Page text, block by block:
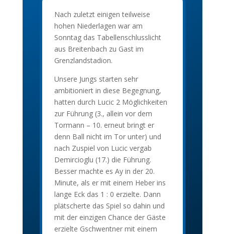
Nach zuletzt einigen teilweise
hohen Niederlagen war am
Sonntag das Tabellenschlusslicht
aus Breitenbach zu Gast im
Grenzlandstadion.
Unsere Jungs starten sehr
ambitioniert in diese Begegnung,
hatten durch Lucic 2 Möglichkeiten
zur Führung (3., allein vor dem
Tormann – 10. erneut bringt er
denn Ball nicht im Tor unter) und
nach Zuspiel von Lucic vergab
Demircioglu (17.) die Führung.
Besser machte es Ay in der 20.
Minute, als er mit einem Heber ins
lange Eck das 1 : 0 erzielte. Dann
plätscherte das Spiel so dahin und
mit der einzigen Chance der Gäste
erzielte Gschwentner mit einem